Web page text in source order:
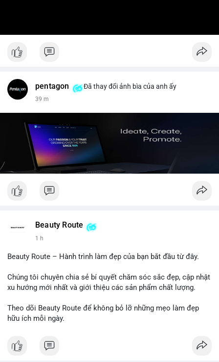
pentagon Đã thay đổi ảnh bìa của anh ấy
39 m
Beauty Route
1 h
Beauty Route – Hành trình làm đẹp của bạn bắt đầu từ đây.
Chúng tôi chuyên chia sẻ bí quyết chăm sóc sắc đẹp, cập nhật
xu hướng mới nhất và giới thiệu các sản phẩm chất lượng.
Theo dõi Beauty Route để không bỏ lỡ những mẹo làm đẹp
hữu ích mỗi ngày.